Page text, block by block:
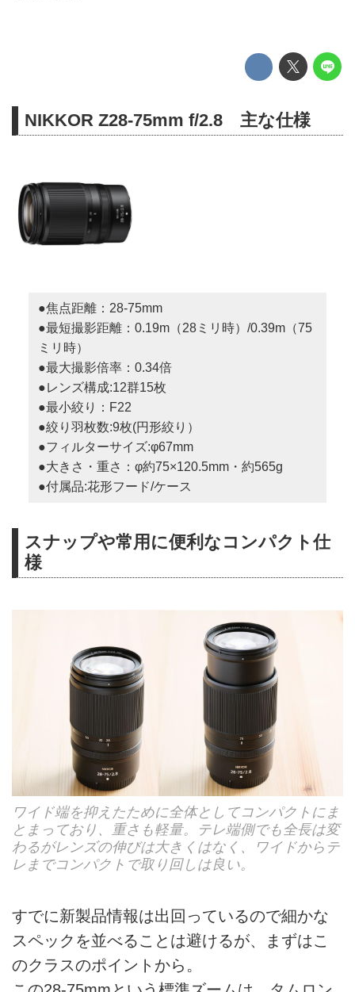
NIKKOR Z28-75mm f/2.8 主な仕様
●焦点距離：28-75mm
●最短撮影距離：0.19m（28ミリ時）/0.39m（75
ミリ時）
●最大撮影倍率：0.34倍
●レンズ構成:12群15枚
●最小絞り：F22
●絞り羽枚数:9枚(円形絞り）
●フィルターサイズ:φ67mm
●大きさ・重さ：φ約75×120.5mm・約565g
●付属品:花形フード/ケース
スナップや常用に便利なコンパクト仕
様
ワイド端を抑えたために全体としてコンパクトにま
とまっており、重さも軽量。テレ端側でも全長は変
わるがレンズの伸びは大きくはなく、ワイドからテ
レまでコンパクトで取り回しは良い。
すでに新製品情報は出回っているので細かな
スペックを並べることは避けるが、まずはこ
のクラスのポイントから。